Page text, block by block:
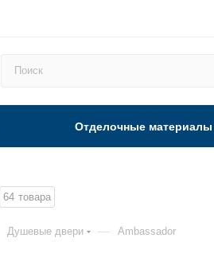
Отделочные материалы
64 товара
Душевые двери — Ambassador